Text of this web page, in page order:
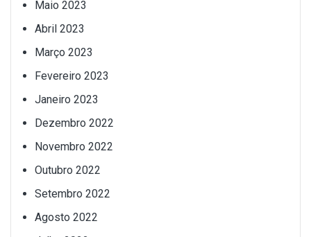
Maio 2023
Abril 2023
Março 2023
Fevereiro 2023
Janeiro 2023
Dezembro 2022
Novembro 2022
Outubro 2022
Setembro 2022
Agosto 2022